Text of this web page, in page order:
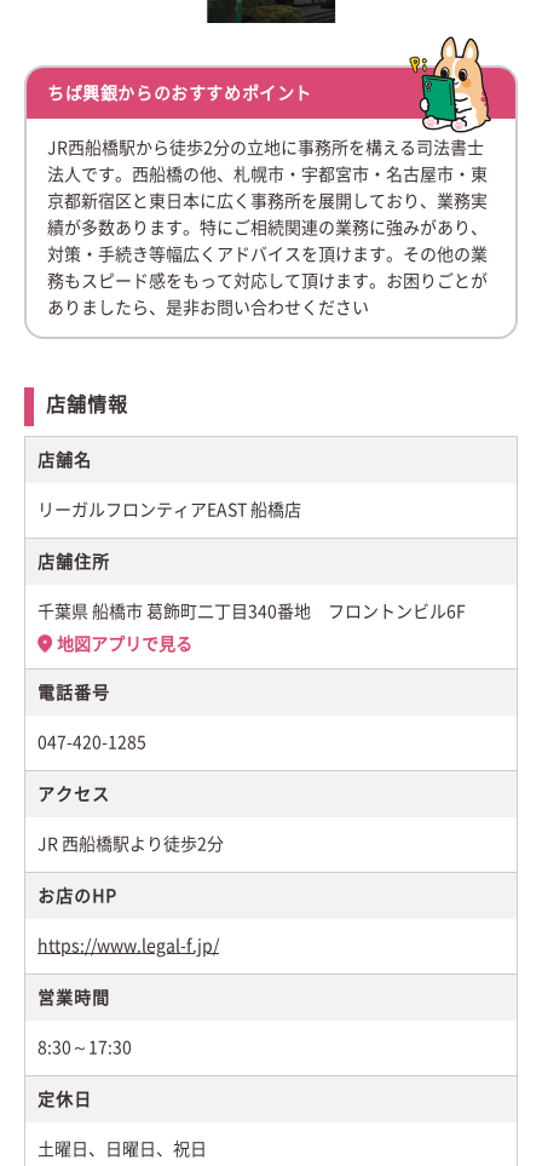
ちば興銀からのおすすめポイント
JR西船橋駅から徒歩2分の立地に事務所を構える司法書士
法人です。西船橋の他、札幌市・宇都宮市・名古屋市・東
京都新宿区と東日本に広く事務所を展開しており、業務実
績が多数あります。特にご相続関連の業務に強みがあり、
対策・手続き等幅広くアドバイスを頂けます。その他の業
務もスピード感をもって対応して頂けます。お困りごとが
ありましたら、是非お問い合わせください
店舗情報
店舗名
リーガルフロンティアEAST 船橋店
店舗住所
千葉県 船橋市 葛飾町二丁目340番地 フロントンビル6F
地図アプリで見る
電話番号
047-420-1285
アクセス
JR 西船橋駅より徒歩2分
お店のHP
https://www.legal-f.jp/
営業時間
8:30～17:30
定休日
土曜日、日曜日、祝日